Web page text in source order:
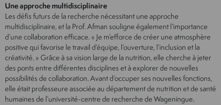
Une approche multidisciplinaire
Les défis futurs de la recherche nécessitant une approche
multidisciplinaire, et la Prof. Afman souligne également l’importance
d’une collaboration efficace. « Je m’efforce de créer une atmosphère
positive qui favorise le travail d’équipe, l’ouverture, l’inclusion et la
créativité. » Grâce à sa vision large de la nutrition, elle cherche à jeter
des ponts entre différentes disciplines et à explorer de nouvelles
possibilités de collaboration. Avant d’occuper ses nouvelles fonctions,
elle était professeure associée au département de nutrition et de santé
humaines de l’université-centre de recherche de Wageningue.